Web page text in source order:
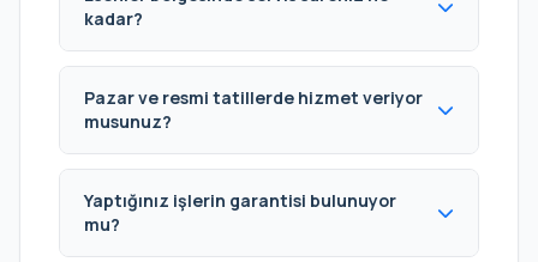
kadar?
Pazar ve resmi tatillerde hizmet veriyor
musunuz?
Yaptığınız işlerin garantisi bulunuyor
mu?